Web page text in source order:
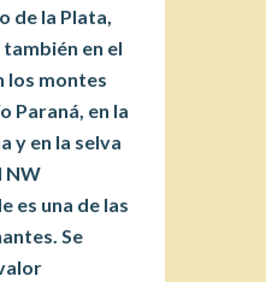
de la Plata,
en el
los montes
Paraná, en la
y en la selva
NW
es una de las
Se